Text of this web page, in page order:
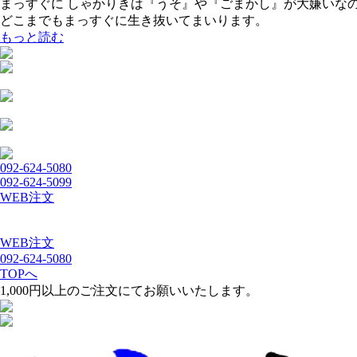
まっすぐに しゃかりきは『うそ』や『ごまかし』が大嫌いな
どこまでもまっすぐに生き抜いてまいります。
もっと読む
092-624-5080
092-624-5099
WEB注文
WEB注文
092-624-5080
TOPへ
1,000円以上のご注文にてお願いいたします。